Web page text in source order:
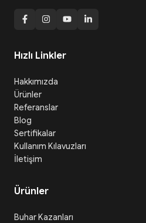
Hızlı Linkler
Hakkımızda
Ürünler
Referanslar
Blog
Sertifikalar
Kullanım Kılavuzları
İletişim
Ürünler
Buhar Kazanları